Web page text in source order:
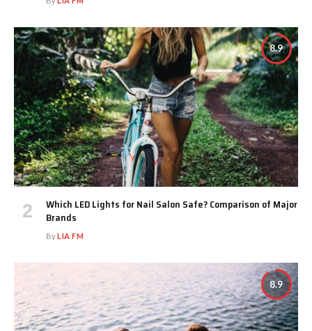
8.9
Which LED Lights for Nail Salon Safe? Comparison of Major
Brands
ByLIA FM
8.9